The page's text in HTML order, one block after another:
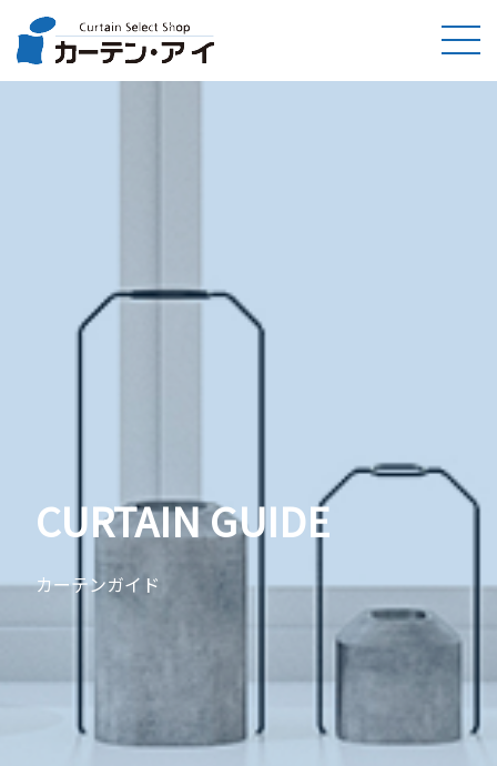
CURTAIN GUIDE
カーテンガイド